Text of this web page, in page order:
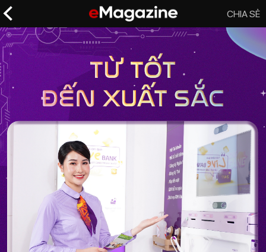
CHIA SẺ